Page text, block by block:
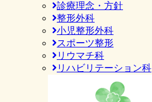
診療理念・方針
整形外科
小児整形外科
スポーツ整形
リウマチ科
リハビリテーション科